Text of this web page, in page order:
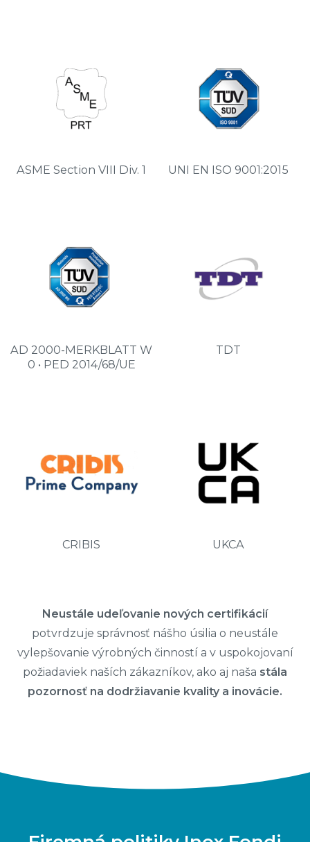
ASME Section VIII Div. 1 UNI EN ISO 9001:2015
AD 2000-MERKBLATT W
0 • PED 2014/68/UE
TDT
CRIBIS UKCA
Neustále udeľovanie nových certifikácií
potvrdzuje správnosť nášho úsilia o neustále
vylepšovanie výrobných činností a v uspokojovaní
požiadaviek naších zákazníkov, ako aj naša stála
pozornosť na dodržiavanie kvality a inovácie.